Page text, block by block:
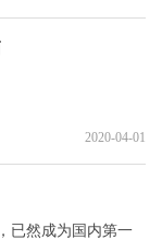
2020-04-01
已然成为国内第一